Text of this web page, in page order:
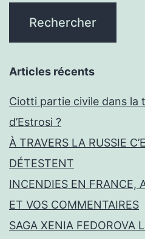
Articles récents
Ciotti partie civile dans la
d’Estrosi ?
À TRAVERS LA RUSSIE
DÉTESTENT
INCENDIES EN FRANCE,
ET VOS COMMENTAIRES
SAGA XENIA FEDOROVA